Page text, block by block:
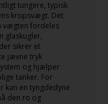
tungere, typisk
kropsvægt. Det
vægten fordeles
glaskugler,
sikrer et
jævne tryk
og hjælper
tanker. For
kan en tyngdedyne
den ro og